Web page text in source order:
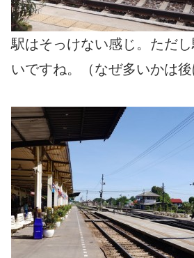
駅はそっけない感じ。ただ
いですね。（なぜ多いかは後